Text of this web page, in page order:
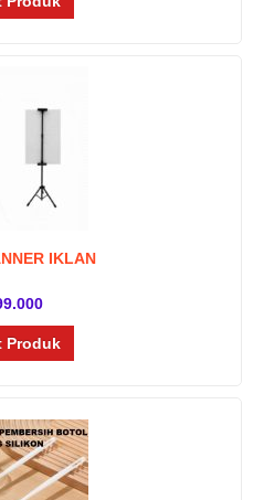
IKLAN
Produk